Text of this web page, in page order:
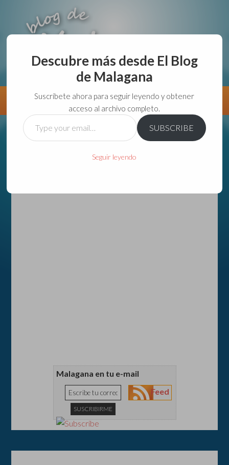
aunque lo haga de malas lo hago....
Información Directorio VivirGuadalajara
Malagana en tu e-mail
Feed
Descubre más desde El Blog
de Malagana
Suscríbete ahora para seguir leyendo y obtener
acceso al archivo completo.
Type
your
SUBSCRIBE
Seguir leyendo